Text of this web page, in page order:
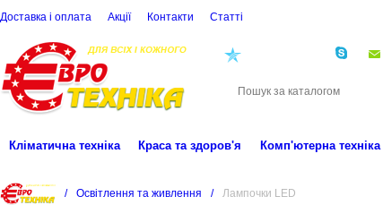
Доставка і оплата Акції Контакти Статті
Кліматична техніка Краса та здоров'я Комп'ютерна техніка
/ Освітлення та живлення / Лампочки LED